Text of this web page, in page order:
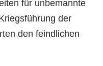
für unbemannte
der
den feindlichen